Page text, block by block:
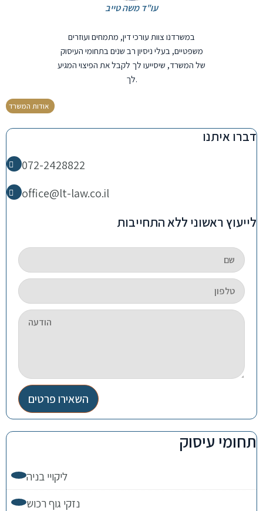
עו"ד משה טייב
במשרדנו צוות עורכי דין, מתמחים ועוזרים
משפטיים, בעלי ניסיון רב שנים בתחומי העיסוק
של המשרד, שיסייעו לך לקבל את הפיצוי המגיע
לך.
אודות המשרד
דברו איתנו
072-2428822
office@lt-law.co.il
לייעוץ ראשוני ללא התחייבות
השאירו פרטים
תחומי עיסוק
ליקויי בניה
נזקי גוף רכוש